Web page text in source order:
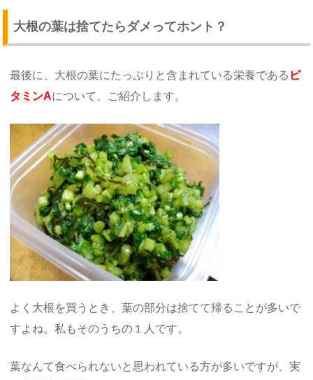
大根の葉は捨てたらダメってホント？
最後に、大根の葉にたっぷりと含まれている栄養である ビ
タミンAについて、ご紹介します。
よく大根を買うとき、葉の部分は捨てて帰ることが多いで
すよね。私もそのうちの１人です。
葉なんて食べられないと思われている方が多いですが、実